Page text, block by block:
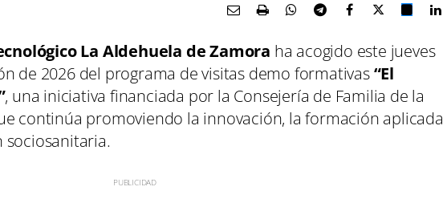
La Aldehuela de Zamora ha acogido este jueves
de 2026 del programa de visitas demo formativas“El
, una iniciativa financiada por la Consejería de Familia de la
continúa promoviendo la innovación, la formación aplicada
sociosanitaria.